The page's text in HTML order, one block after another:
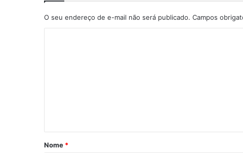
O seu endereço de e-mail não será publicado. Campos
rNome *